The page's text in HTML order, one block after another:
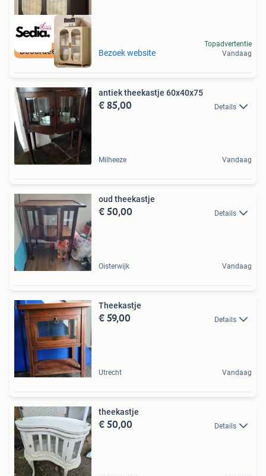
Bezoek website
Topadvertentie
Vandaag
antiek theekastje 60x40x75
€ 85,00 Details
Milheeze Vandaag
oud theekastje
€ 50,00 Details
Oisterwijk Vandaag
Theekastje
€ 59,00 Details
Utrecht Vandaag
theekastje
€ 50,00 Details